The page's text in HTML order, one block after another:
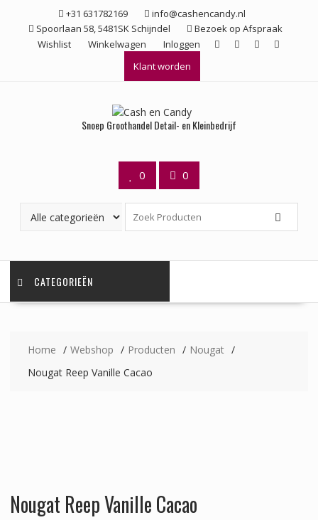
+31 631782169
info@cashencandy.nl
Spoorlaan 58, 5481SK Schijndel
Bezoek op Afspraak
Wishlist
Winkelwagen
Inloggen
Klant worden
Snoep Groothandel Detail- en Kleinbedrijf
0 0
CATEGORIEËN
Home Webshop Producten
Nougat
Nougat Reep Vanille Cacao
Nougat Reep Vanille Cacao